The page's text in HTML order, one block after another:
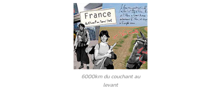
6000km du couchant au
levant